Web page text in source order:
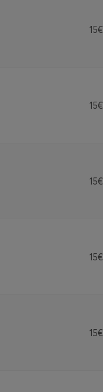
15€
15€
15€
15€
15€